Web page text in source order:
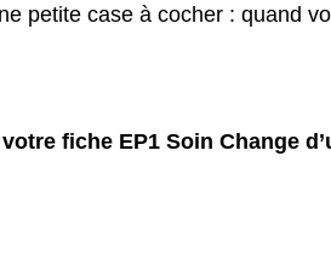
petite case à cocher : quand
fiche EP1 Soin Change